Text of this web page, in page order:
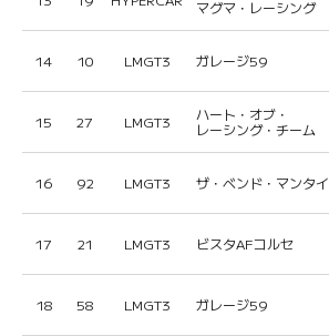
マグマ・レーシング
14 10 LMGT3 ガレージ59
15 27 LMGT3
ハート・オブ・
レーシング・チーム
16 92 LMGT3 ザ・ベンド・マンタイ
17 21 LMGT3 ビスタAFコルセ
18 58 LMGT3 ガレージ59